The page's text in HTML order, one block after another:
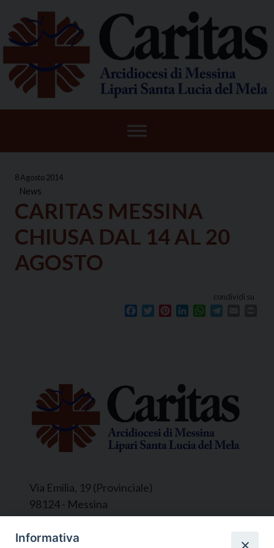
content
8 Agosto 2014
News
CARITAS MESSINA
CHIUSA DAL 14 AL 20
AGOSTO
condividi su
Facebook
TwitterPinterestLinkedInWhatsApp
Via Emilia, 19 (Provinciale)
98124 - Messina
Segreteria e Amministrazione:
Informativa